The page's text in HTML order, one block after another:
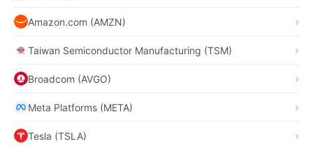
Amazon.com (AMZN)
Taiwan Semiconductor Manufacturing (TSM)
Broadcom (AVGO)
Meta Platforms (META)
Tesla (TSLA)